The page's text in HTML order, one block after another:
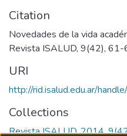
Citation
Novedades de la vida
Revista ISALUD, 9(42), 61-
URI
http://rid.isalud.edu.ar/
Collections
Revista ISALUD, 2014,